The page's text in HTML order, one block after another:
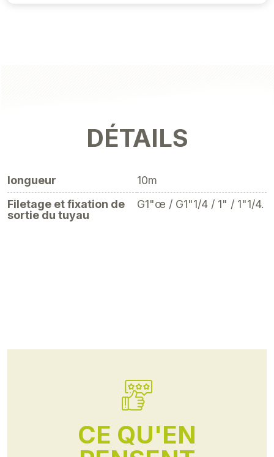
DÉTAILS
longueur
10m
Filetage et fixation de
sortie du tuyau
G1"œ / G1"1/4 / 1" / 1"1/4.
CE QU'EN